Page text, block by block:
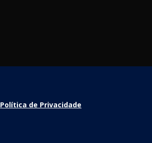
Política de Privacidade